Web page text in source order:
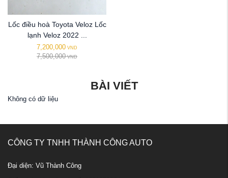
Lốc điều hoà Toyota Veloz Lốc
lạnh Veloz 2022 ...
7,200,000 VND
7,500,000 VND
BÀI VIẾT
Không có dữ liệu
CÔNG TY TNHH THÀNH CÔNG AUTO
Đại diện: Vũ Thành Công